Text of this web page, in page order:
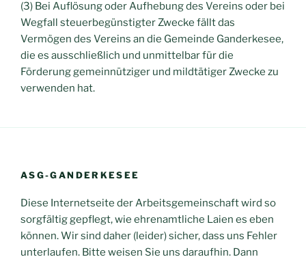
(3) Bei Auflösung oder Aufhebung des Vereins oder bei
Wegfall steuerbegünstigter Zwecke fällt das
Vermögen des Vereins an die Gemeinde Ganderkesee,
die es ausschließlich und unmittelbar für die
Förderung gemeinnütziger und mildtätiger Zwecke zu
verwenden hat.
ASG-GANDERKESEE
Diese Internetseite der Arbeitsgemeinschaft wird so
sorgfältig gepflegt, wie ehrenamtliche Laien es eben
können. Wir sind daher (leider) sicher, dass uns Fehler
unterlaufen. Bitte weisen Sie uns daraufhin. Dann